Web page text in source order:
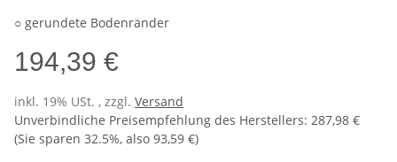
○ gerundete Bodenränder
194,39 €
inkl. 19% USt. , zzgl. Versand
Unverbindliche Preisempfehlung des Herstellers: 287,98 €
(Sie sparen 32.5%, also 93,59 €)